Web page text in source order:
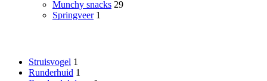
Munchy snacks 29
Springveer 1
Struisvogel 1
Runderhuid 1